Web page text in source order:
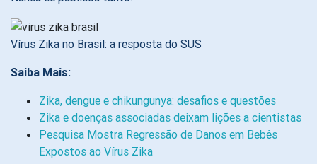
Vírus Zika no Brasil: a resposta do SUS
Saiba Mais:
Zika, dengue e chikungunya: desafios e questões
Zika e doenças associadas deixam lições a cientistas
Pesquisa Mostra Regressão de Danos em Bebês
Expostos ao Vírus Zika